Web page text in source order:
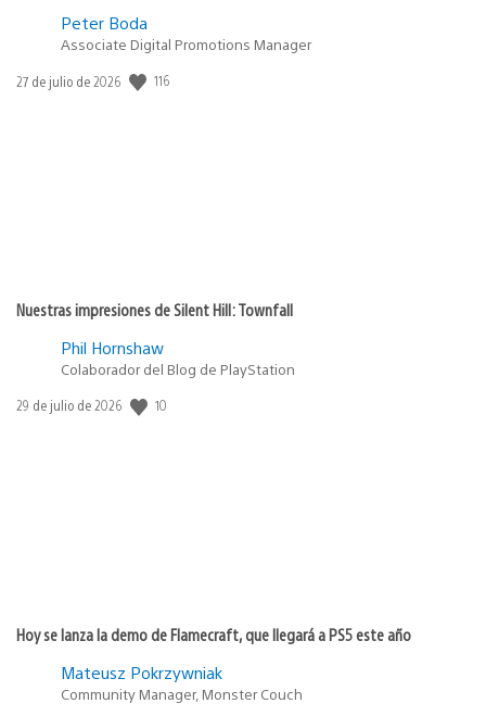
Peter Boda
Associate Digital Promotions Manager
Fecha
27 de julio de 2026 116
Nuestras impresiones de Silent Hill: Townfall
Phil Hornshaw
Colaborador del Blog de PlayStation
Fecha
29 de julio de 2026 10
Hoy se lanza la demo de Flamecraft, que llegará a PS5 este año
Mateusz Pokrzywniak
Community Manager, Monster Couch